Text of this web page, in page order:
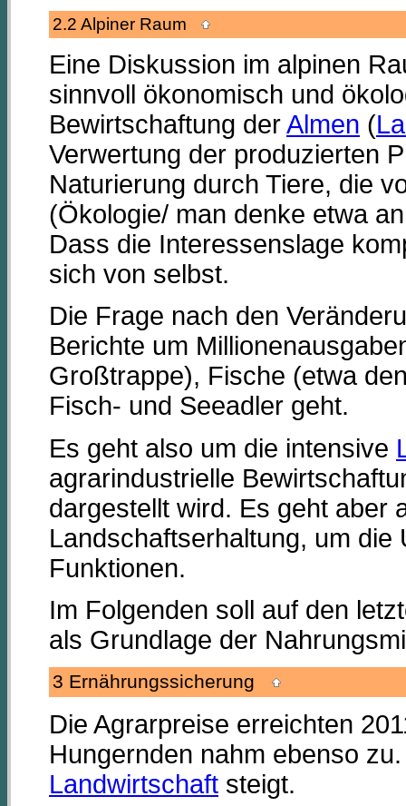
2.2 Alpiner Raum
Eine Diskussion im alpinen
sinnvoll ökonomisch und
Bewirtschaftung derAlmen (
Verwertung der produzierten
Naturierung durch Tiere, die
(Ökologie/ man denke etwa
Dass die Interessenslage
sich von selbst.
Die Frage nach den
Berichte um
Großtrappe), Fische (etwa
Fisch- und Seeadler geht.
Es geht also um die intensive
agrarindustrielle
dargestellt wird. Es geht aber
Landschaftserhaltung, um
Funktionen.
Im Folgenden soll auf den
als Grundlage der
3 Ernährungssicherung
Die Agrarpreise erreichten
Hungernden nahm ebenso
Landwirtschaft steigt.